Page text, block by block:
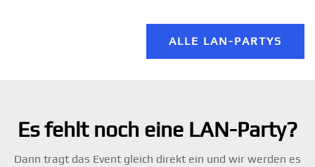
ALLE LAN-PARTYS
Es fehlt noch eine LAN-Party?
Dann tragt das Event gleich direkt ein und wir werden es